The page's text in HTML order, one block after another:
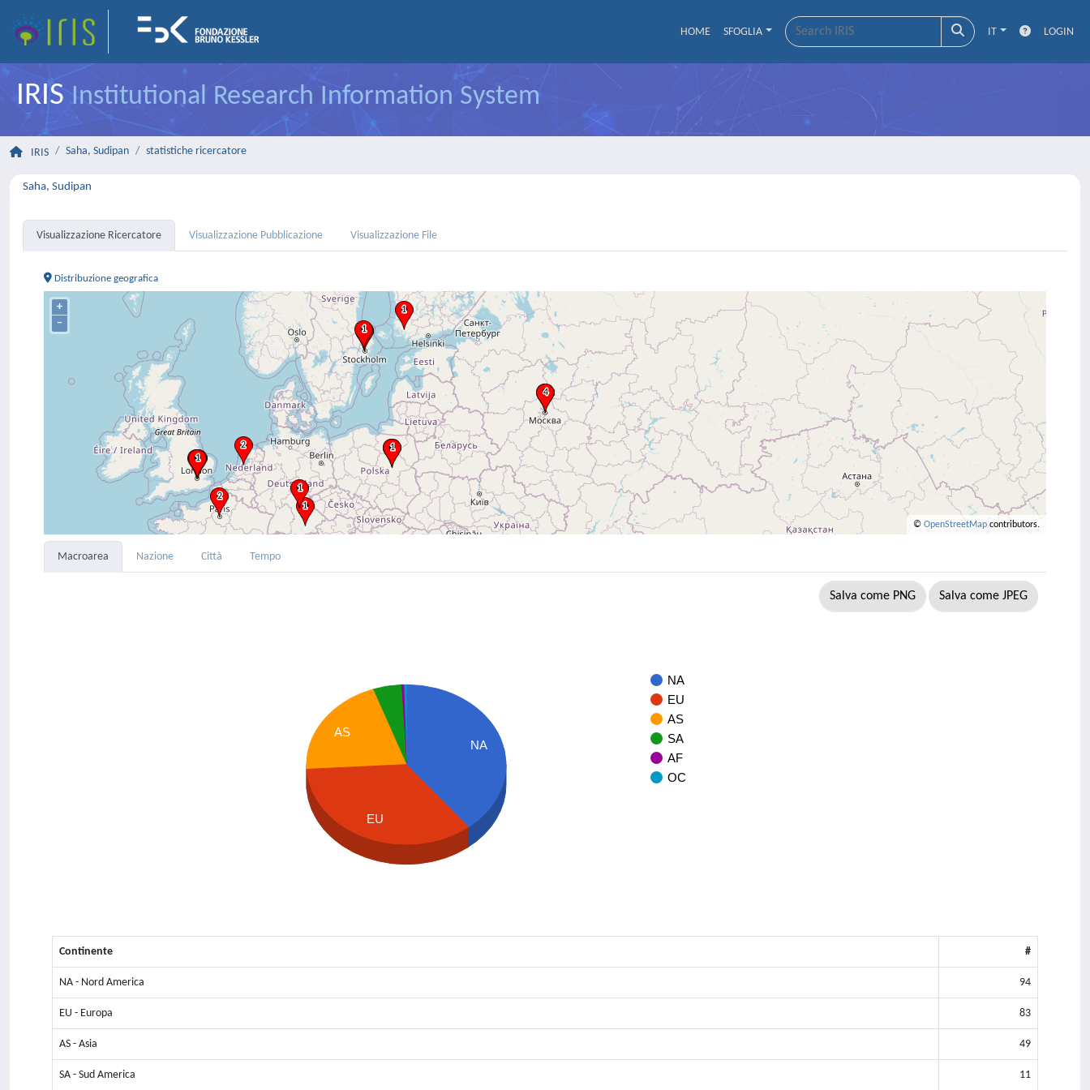
HOME SFOGLIA IT LOGIN
IRISInstitutional Research Information System
IRIS Saha, Sudipan statistiche ricercatore
Saha, Sudipan
Visualizzazione Ricercatore Visualizzazione Pubblicazione Visualizzazione File
Distribuzione geografica
+
–
© OpenStreetMap contributors.
Macroarea Nazione Città Tempo
Salva come PNG Salva come JPEG
NA
EU
AS
SA
AF
OC
NA
AS
EU
Continente #
NA - Nord America 94
EU - Europa 83
AS - Asia 49
SA - Sud America 11